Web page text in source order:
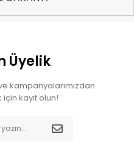
Üyelik
kampanyalarımızdan
kayıt olun!